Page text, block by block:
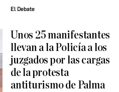
El Debate
Unos 25 manifestantes
llevan a la Policía a los
juzgados por las cargas
de la protesta
antiturismo de Palma